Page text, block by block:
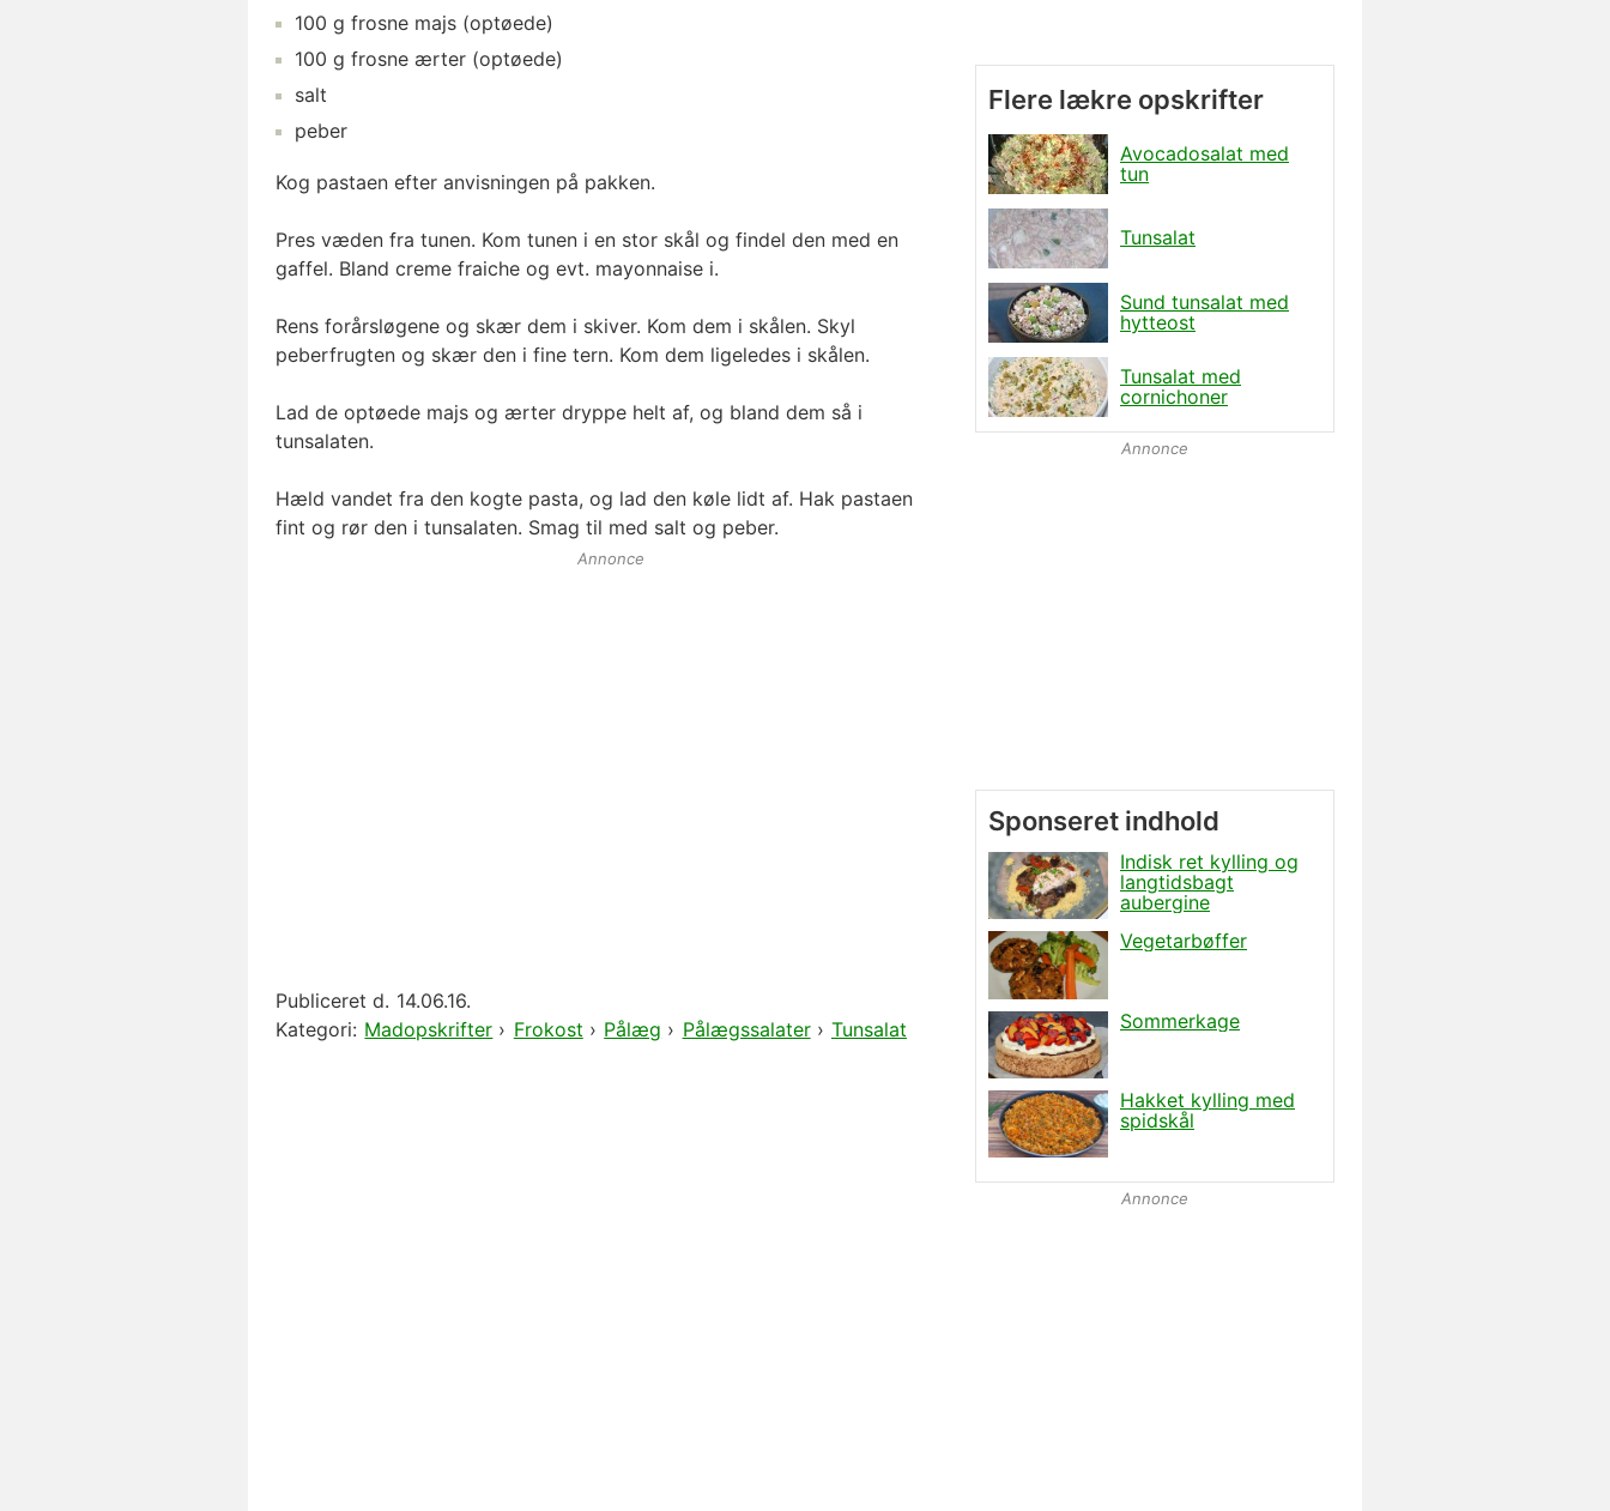
100 g frosne majs (optøede)
100 g frosne ærter (optøede)
salt
peber
Kog pastaen efter anvisningen på pakken.
Pres væden fra tunen. Kom tunen i en stor skål og findel den med en
gaffel. Bland creme fraiche og evt. mayonnaise i.
Rens forårsløgene og skær dem i skiver. Kom dem i skålen. Skyl
peberfrugten og skær den i fine tern. Kom dem ligeledes i skålen.
Lad de optøede majs og ærter dryppe helt af, og bland dem så i
tunsalaten.
Hæld vandet fra den kogte pasta, og lad den køle lidt af. Hak pastaen
fint og rør den i tunsalaten. Smag til med salt og peber.
Annonce
Publiceret d. 14.06.16.
Kategori: Madopskrifter › Frokost › Pålæg › Pålægssalater› Tunsalat
Flere lækre opskrifter
Avocadosalat med
tun
Tunsalat
Sund tunsalat med
hytteost
Tunsalat med
cornichoner
Annonce
Annonce